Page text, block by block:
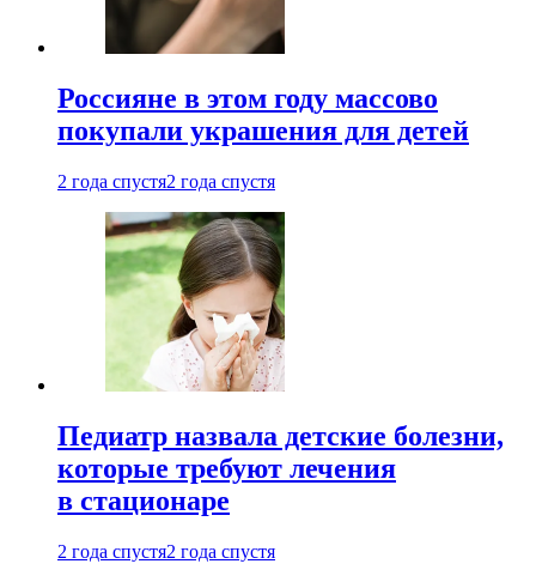
Россияне в этом году массово
покупали украшения для детей
2 года спустя2 года спустя
Педиатр назвала детские болезни,
которые требуют лечения
в стационаре
2 года спустя2 года спустя